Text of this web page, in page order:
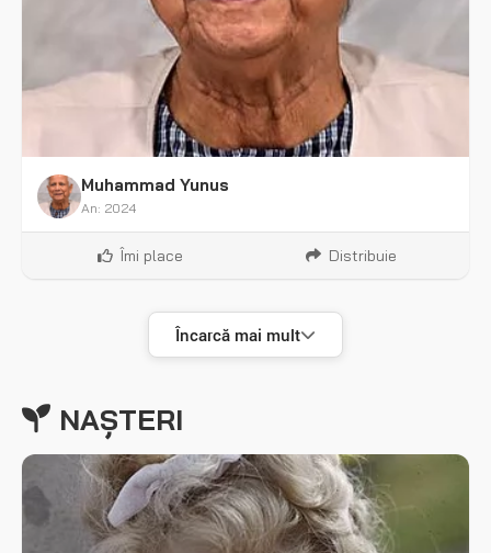
Muhammad Yunus
An: 2024
Îmi place Distribuie
Încarcă mai mult
NAȘTERI